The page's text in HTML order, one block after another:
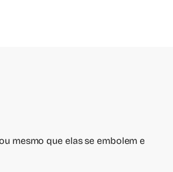
mesmo que elas se embolem e